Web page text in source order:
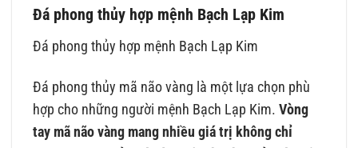
Đá phong thủy hợp mệnh Bạch Lạp Kim
Đá phong thủy hợp mệnh Bạch Lạp Kim
Đá phong thủy mã não vàng là một lựa chọn phù
hợp cho những người mệnh Bạch Lạp Kim. Vòng
tay mã não vàng mang nhiều giá trị không chỉ